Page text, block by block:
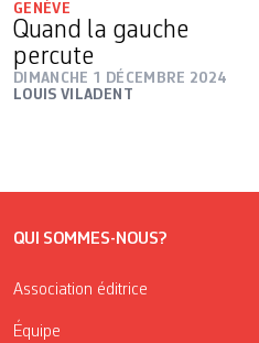
GENÈVE
Quand la gauche
percute
DIMANCHE 1 DÉCEMBRE 2024
LOUIS VILADENT
QUI SOMMES-NOUS?
Association éditrice
Équipe